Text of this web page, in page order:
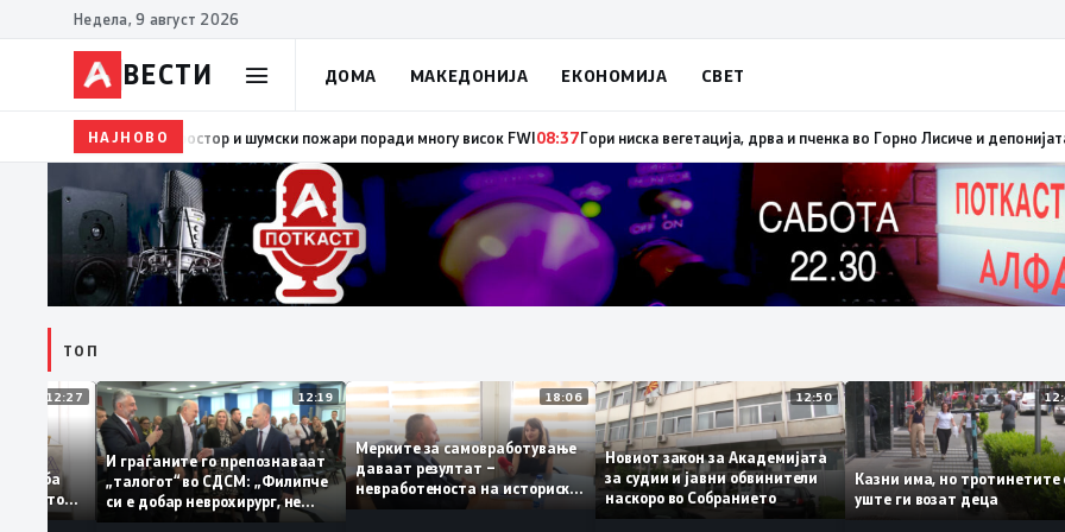
Недела, 9 август 2026
ВЕСТИ ДОМА МАКЕДОНИЈА ЕКОНОМИЈА СВЕТ
НАЈНОВО08:38ЦУК: Попладнево зголемен ризик од појава и брзо ширење на пожари на отворен простор и шумски пожари поради
ТОП
12:27
За
треба
домашното
12:19
И граѓаните го препознаваат
„талогот“ во СДСМ: „Филипче
си е добар неврохирург, не
треба се занимава со
18:06
Мерките за самовработување
даваат резултат –
невработеноста на историски
најниско ниво од 11,3%
12:50
Новиот закон за Академијата
за судии и јавни обвинители
наскоро во Собранието
Казни има, но
уште ги возат деца